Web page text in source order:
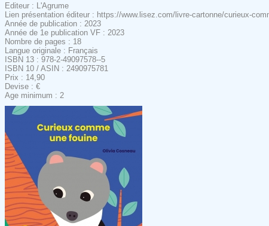
Editeur : L'Agrume
Lien présentation éditeur : https://www.lisez.com/livre-cartonne/curieux-
Année de publication : 2023
Année de 1e publication VF : 2023
Nombre de pages : 18
Langue originale : Français
ISBN 13 : 978-2-49097578--5
ISBN 10 / ASIN : 2490975781
Prix : 14,90
Devise : €
Age minimum : 2